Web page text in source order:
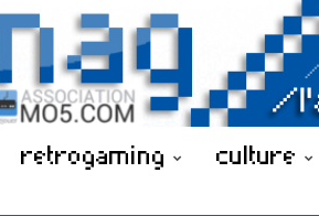
retrogaming culture